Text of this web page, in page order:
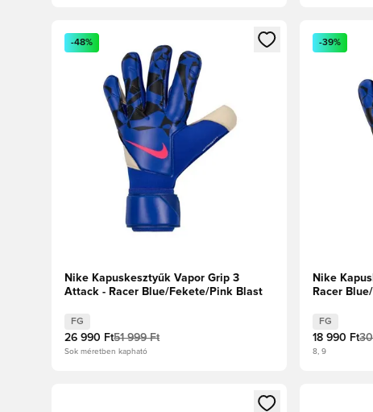
Megnyit egy modált a bejelentkezéshez vagy a tagként
-48%
Nike Kapuskesztyűk Vapor Grip 3
Attack - Racer Blue/Fekete/Pink Blast
FG
26 990 Ft51 999 Ft
Sok méretben kapható
Megnyit
-39%
Nike
Racer
FG
18 990 Ft
8, 9
Megnyit egy modált a bejelentkezéshez vagy a tagként
Megnyit